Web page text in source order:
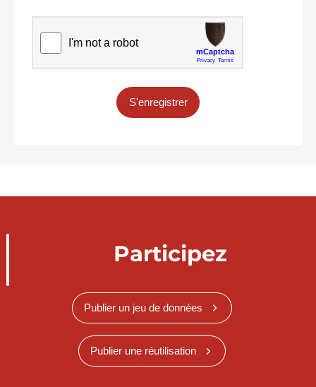
S'enregistrer
Participez
Publier un jeu de données
Publier une réutilisation